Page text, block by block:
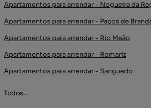
Apartamentos para arrendar - Nogueira da
Apartamentos para arrendar - Paços de
Apartamentos para arrendar - Rio Meão
Apartamentos para arrendar - Romariz
Apartamentos para arrendar - Sanguedo
Todos...